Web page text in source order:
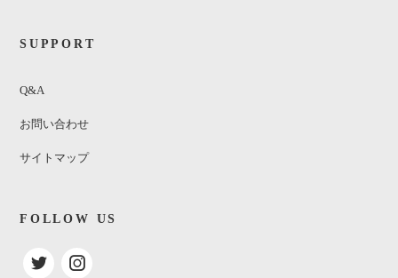
SUPPORT
Q&A
お問い合わせ
サイトマップ
FOLLOW US